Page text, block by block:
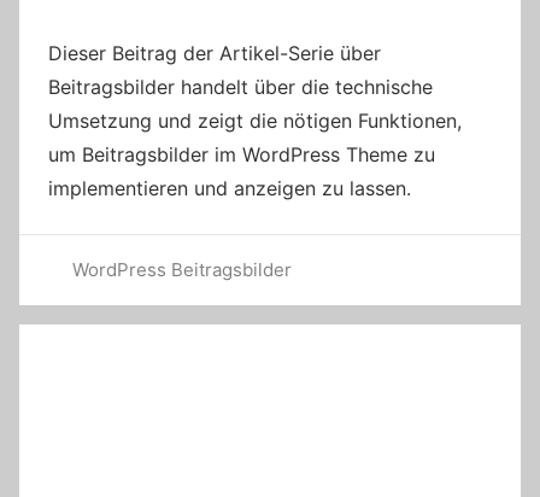
Dieser Beitrag der Artikel-Serie über
Beitragsbilder handelt über die technische
Umsetzung und zeigt die nötigen Funktionen,
um Beitragsbilder im WordPress Theme zu
implementieren und anzeigen zu lassen.
WordPress Beitragsbilder